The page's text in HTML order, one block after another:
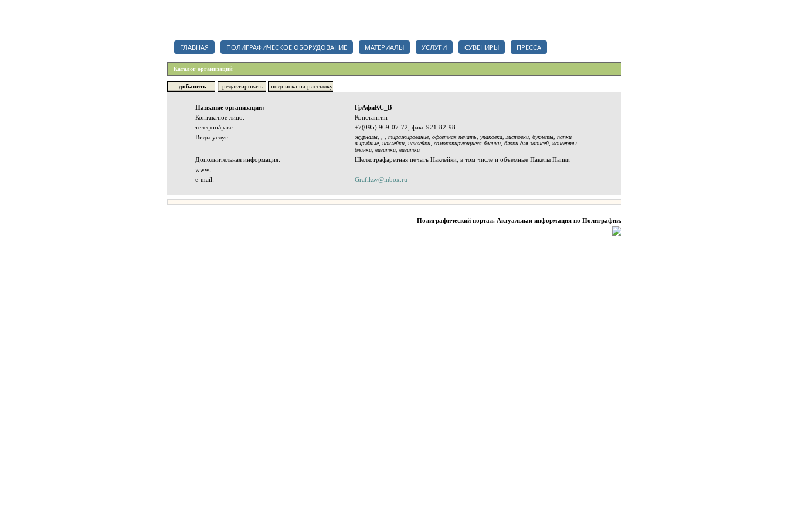
ГЛАВНАЯ ПОЛИГРАФИЧЕСКОЕ ОБОРУДОВАНИЕ МАТЕРИАЛЫ УСЛУГИ СУВЕНИРЫ ПРЕССА
Каталог организаций
добавить редактировать подписка на рассылку
Название организации:
ГрАфиКС_В
Контактное лицо:
Константин
телефон/факс:
+7(095) 969-07-72, факс 921-82-98
Виды услуг:
журналы, тиражирование, офсетная печать, упаковка, листовки, буклеты, папки
вырубные, наклейки, наклейки, самокопирующиеся бланки, блоки для записей, конверты,
бланки, визитки, визитки
Дополнительная информация:
Шелкотрафаретная печать Наклейки, в том числе и объемные Пакеты Папки
www:
e-mail:
Grafiksv@inbox.ru
Полиграфический портал. Актуальная информация по Полиграфии.